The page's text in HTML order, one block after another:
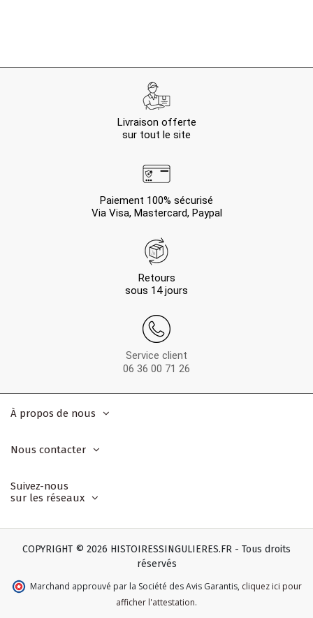
Livraison offerte
sur tout le site
Paiement 100% sécurisé
Via Visa, Mastercard, Paypal
Retours
sous 14 jours
Service client
06 36 00 71 26
À propos de nous
Nous contacter
Suivez-nous
sur les réseaux
COPYRIGHT © 2026 HISTOIRESSINGULIERES.FR - Tous droits
réservés
Marchand approuvé par la Société des Avis Garantis, cliquez ici pour
afficher l'attestation.